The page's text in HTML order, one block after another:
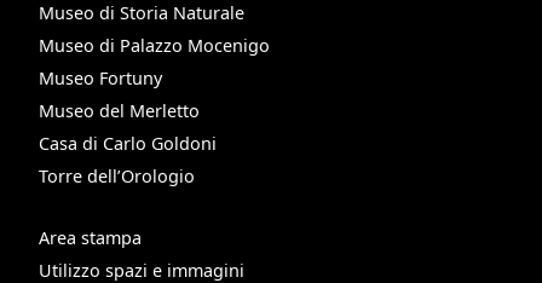
Museo di Storia Naturale
Museo di Palazzo Mocenigo
Museo Fortuny
Museo del Merletto
Casa di Carlo Goldoni
Torre dell’Orologio
Area stampa
Utilizzo spazi e immagini